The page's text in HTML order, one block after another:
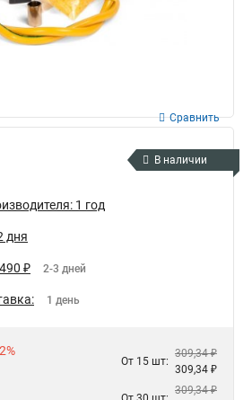
Сравнить
В наличии
1 год
дня
₽ 2-3 дней
1 день
От 15 шт:
309,34 ₽
309,34 ₽
309,34 ₽